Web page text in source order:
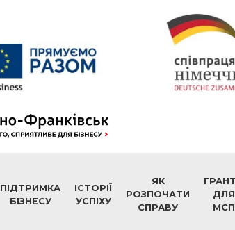
ПІДТРИМКА
БІЗНЕСУ
ІСТОРІЇ
УСПІХУ
ЯК
РОЗПОЧАТИ
СПРАВУ
ДЛЯ
МСП